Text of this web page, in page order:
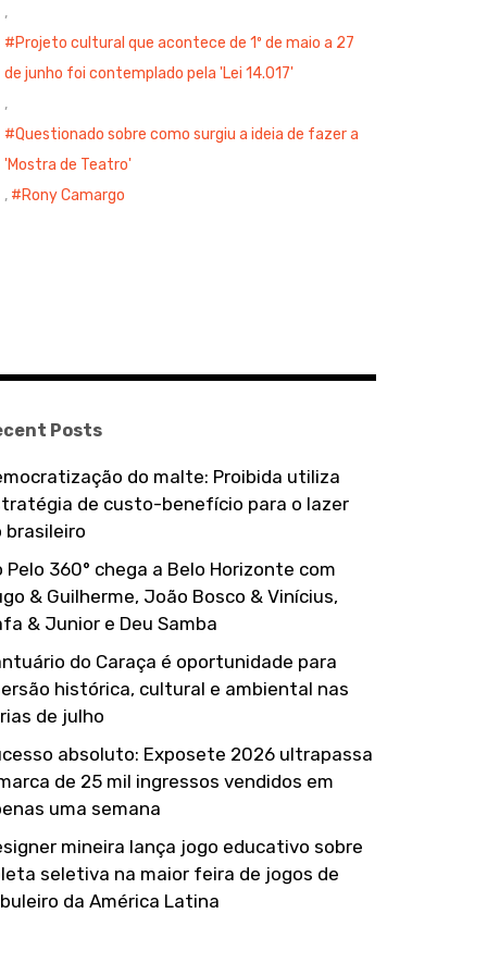
,
Projeto cultural que acontece de 1º de maio a 27
de junho foi contemplado pela 'Lei 14.017'
,
Questionado sobre como surgiu a ideia de fazer a
'Mostra de Teatro'
,
Rony Camargo
Posts
do malte: Proibida utiliza
de custo-benefício para o lazer
brasileiro
Pelo 360° chega a Belo Horizonte com
& Guilherme, João Bosco & Vinícius,
& Junior e Deu Samba
do Caraça é oportunidade para
histórica, cultural e ambiental nas
de julho
absoluto: Exposete 2026 ultrapassa
de 25 mil ingressos vendidos em
uma semana
mineira lança jogo educativo sobre
seletiva na maior feira de jogos de
da América Latina